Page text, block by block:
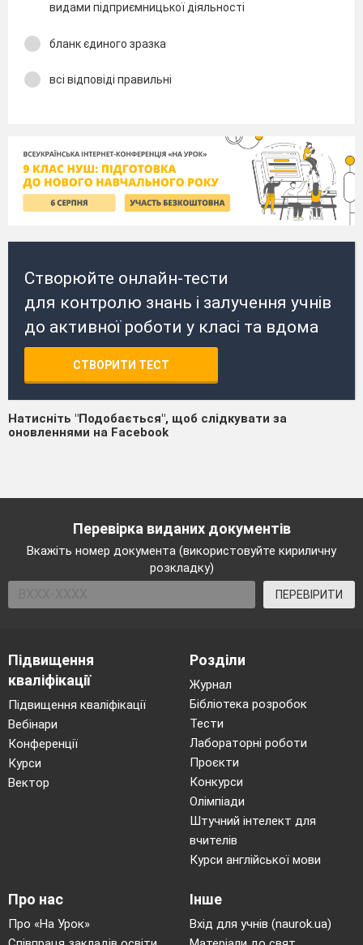
видами підприємницької діяльності
бланк єдиного зразка
всі відповіді правильні
Створюйте онлайн-тести
для контролю знань і залучення учнів
до активної роботи у класі та вдома
СТВОРИТИ ТЕСТ
Натисніть "Подобається", щоб слідкувати за
оновленнями на Facebook
Перевірка виданих документів
Вкажіть номер документа (використовуйте кириличну
розкладку)
ПЕРЕВІРИТИ
Підвищення
кваліфікації
Підвищення кваліфікації
Вебінари
Конференції
Курси
Вектор
Розділи
Журнал
Бібліотека розробок
Тести
Лабораторні роботи
Проєкти
Конкурси
Олімпіади
Штучний інтелект для
вчителів
Курси англійської мови
Про нас
Про «На Урок»
Інше
Вхід для учнів (naurok.ua)